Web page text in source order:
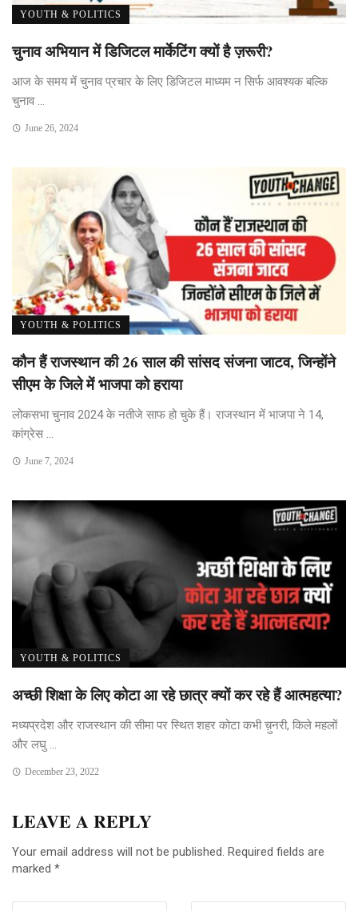
YOUTH & POLITICS
चुनाव अभियान में डिजिटल मार्केटिंग क्यों है ज़रूरी?
आज के समय में चुनाव प्रचार के लिए डिजिटल माध्यम न सिर्फ आवश्यक बल्कि
चुनाव ...
June 26, 2024
YOUTH & POLITICS
कौन हैं राजस्थान की 26 साल की सांसद संजना जाटव, जिन्होंने
सीएम के जिले में भाजपा को हराया
लोकसभा चुनाव 2024 के नतीजे साफ हो चुके हैं। राजस्थान में भाजपा ने 14,
कांग्रेस ...
June 7, 2024
YOUTH & POLITICS
अच्छी शिक्षा के लिए कोटा आ रहे छात्र क्यों कर रहे हैं आत्महत्या?
मध्यप्रदेश और राजस्थान की सीमा पर स्थित शहर कोटा कभी च़ुनरी, किले महलों
और लघु ...
December 23, 2022
LEAVE A REPLY
Your email address will not be published. Required fields are
marked *